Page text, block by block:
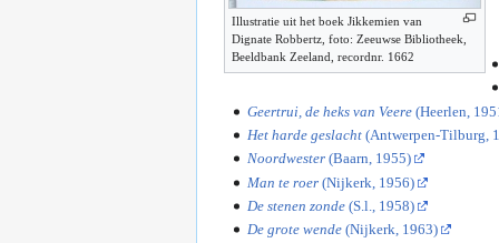
Illustratie uit het boek Jikkemien van
Dignate Robbertz, foto: Zeeuwse Bibliotheek,
Beeldbank Zeeland, recordnr. 1662
Geertrui, de heks van Veere(Heerlen,
Het harde geslacht(Antwerpen-Tilburg,
Noordwester(Baarn, 1955)
Man te roer(Nijkerk, 1956)
De stenen zonde(S.l., 1958)
De grote wende(Nijkerk, 1963)